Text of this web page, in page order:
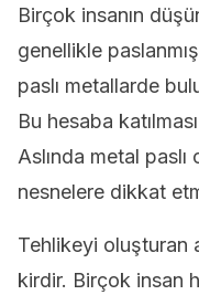
Birçok insanın
genellikle
paslı metallarde
Bu hesaba
Aslında metal
nesnelere dikkat
Tehlikeyi oluşturan
kirdir. Birçok insan